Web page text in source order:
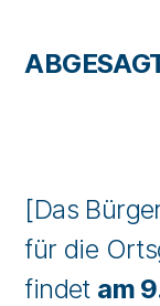
[Das
für die
findet am